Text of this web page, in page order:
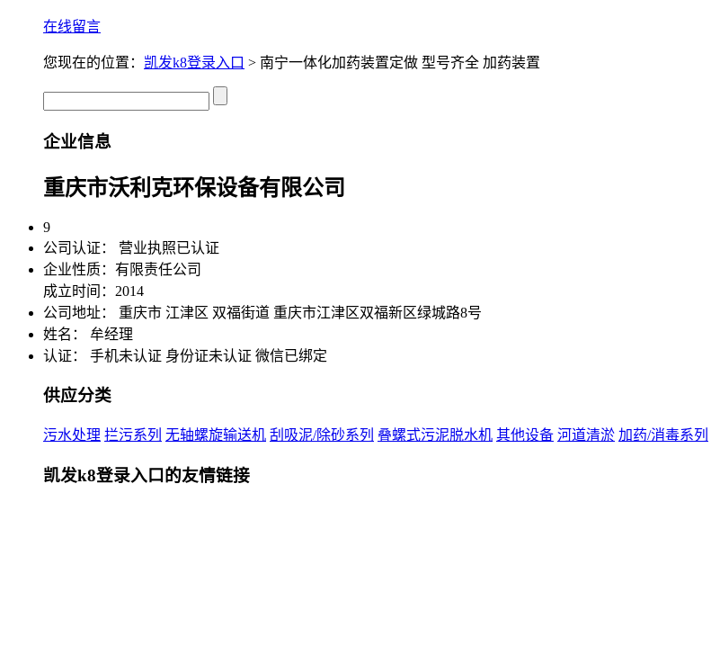
在线留言
您现在的位置： 凯发k8登录入口 > 南宁一体化加药装置定做 型号齐全 加药装置
企业信息
重庆市沃利克环保设备有限公司
9
公司认证：
营业执照已认证
企业性质：有限责任公司
成立时间：2014
公司地址：
重庆市 江津区 双福街道 重庆市江津区双福新区绿城路8号
姓名： 牟经理
认证：
手机未认证 身份证未认证 微信已绑定
供应分类
污水处理 拦污系列 无轴螺旋输送机 刮吸泥/除砂系列 叠螺式污泥脱水机 其他设备 河道清淤 加药/消毒系列
凯发k8登录入口的友情链接